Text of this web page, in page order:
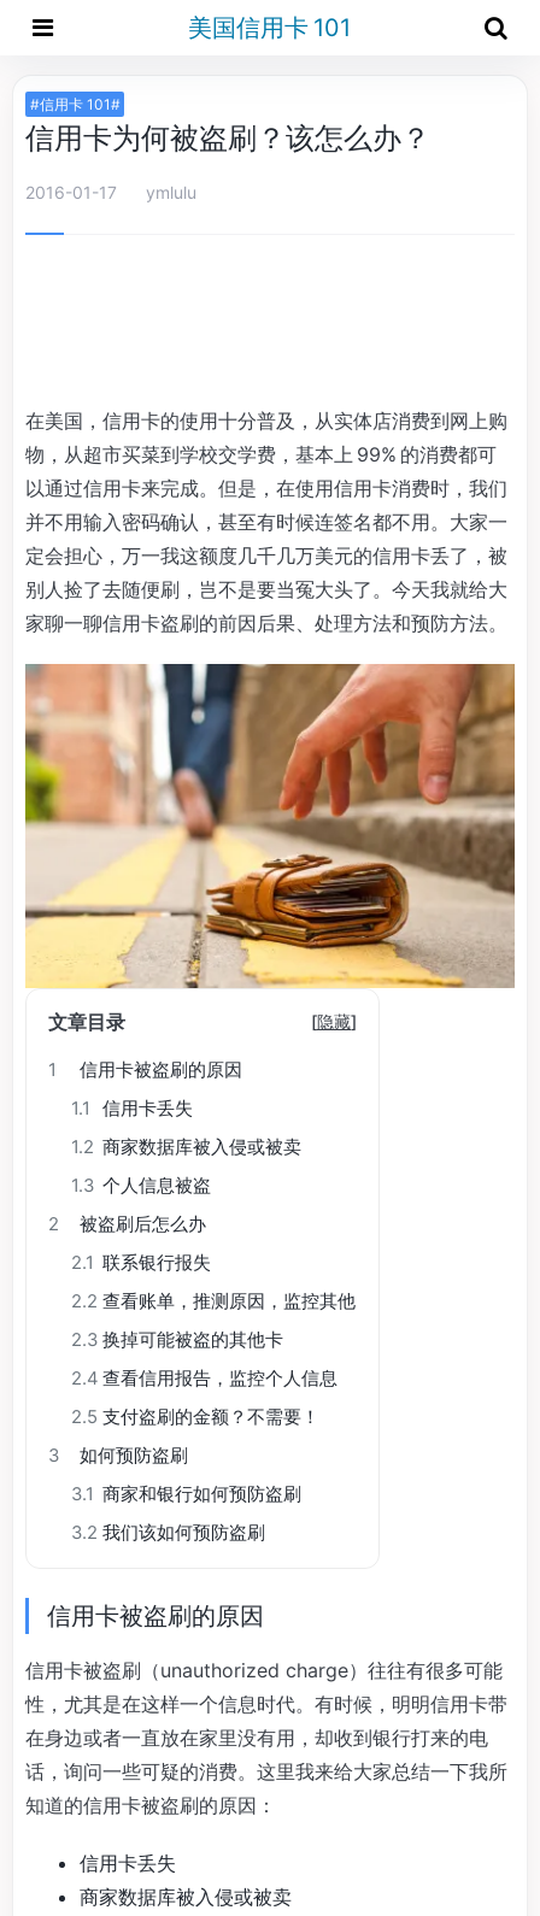
美国信用卡 101
#信用卡 101#
信用卡为何被盗刷？该怎么办？
2016-01-17 ymlulu
在美国，信用卡的使用十分普及，从实体店消费到网上购
物，从超市买菜到学校交学费，基本上 99% 的消费都可
以通过信用卡来完成。但是，在使用信用卡消费时，我们
并不用输入密码确认，甚至有时候连签名都不用。大家一
定会担心，万一我这额度几千几万美元的信用卡丢了，被
别人捡了去随便刷，岂不是要当冤大头了。今天我就给大
家聊一聊信用卡盗刷的前因后果、处理方法和预防方法。
文章目录 [隐藏]
1
信用卡被盗刷的原因
1.1
信用卡丢失
1.2 商家数据库被入侵或被卖
1.3 个人信息被盗
2
被盗刷后怎么办
2.1 联系银行报失
2.2 查看账单，推测原因，监控其他
2.3 换掉可能被盗的其他卡
2.4 查看信用报告，监控个人信息
2.5 支付盗刷的金额？不需要！
3
如何预防盗刷
3.1 商家和银行如何预防盗刷
3.2 我们该如何预防盗刷
信用卡被盗刷的原因
信用卡被盗刷（unauthorized charge）往往有很多可能
性，尤其是在这样一个信息时代。有时候，明明信用卡带
在身边或者一直放在家里没有用，却收到银行打来的电
话，询问一些可疑的消费。这里我来给大家总结一下我所
知道的信用卡被盗刷的原因：
信用卡丢失
商家数据库被入侵或被卖